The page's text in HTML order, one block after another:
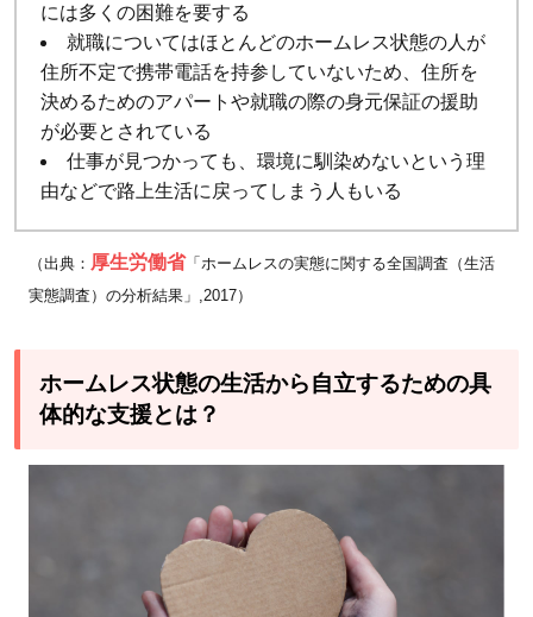
には多くの困難を要する
就職についてはほとんどのホームレス状態の人が
住所不定で携帯電話を持参していないため、住所を
決めるためのアパートや就職の際の身元保証の援助
が必要とされている
仕事が見つかっても、環境に馴染めないという理
由などで路上生活に戻ってしまう人もいる
（出典： 厚生労働省「ホームレスの実態に関する全国調査（生活
実態調査）の分析結果」,2017）
ホームレス状態の生活から自立するための具
体的な支援とは？